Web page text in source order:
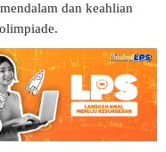
dan keahlian